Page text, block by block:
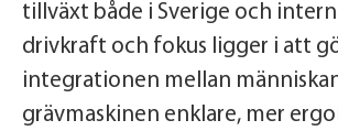
tillväxt både i Sverige och
drivkraft och fokus ligger i att
integrationen mellan
grävmaskinen enklare, mer